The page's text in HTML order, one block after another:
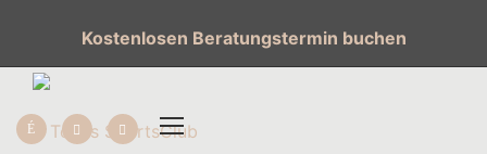
Kostenlosen Beratungstermin buchen